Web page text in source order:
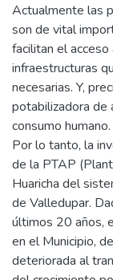
Actualmente las
son de vital
facilitan el
infraestructuras
necesarias. Y,
potabilizadora de
consumo humano.
Por lo tanto, la
de la PTAP
Huaricha del
de Valledupar.
últimos 20 años,
en el Municipio,
deteriorada al